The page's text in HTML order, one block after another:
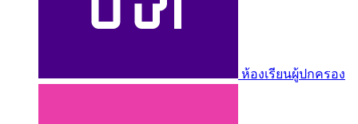
ห้องเรียนผู้ปกครอง